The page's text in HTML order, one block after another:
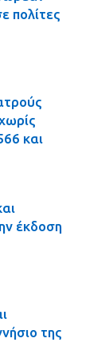
πολίτες
και
έκδοση
της